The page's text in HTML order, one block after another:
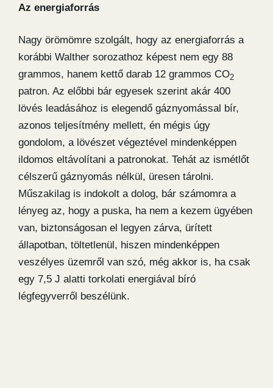
Az energiaforrás
Nagy örömömre szolgált, hogy az energiaforrás a
korábbi Walther sorozathoz képest nem egy 88
grammos, hanem kettő darab 12 grammos CO2
patron. Az előbbi bár egyesek szerint akár 400
lövés leadásához is elegendő gáznyomással bír,
azonos teljesítmény mellett, én mégis úgy
gondolom, a lövészet végeztével mindenképpen
ildomos eltávolítani a patronokat. Tehát az ismétlőt
célszerű gáznyomás nélkül, üresen tárolni.
Műszakilag is indokolt a dolog, bár számomra a
lényeg az, hogy a puska, ha nem a kezem ügyében
van, biztonságosan el legyen zárva, ürített
állapotban, töltetlenül, hiszen mindenképpen
veszélyes üzemről van szó, még akkor is, ha csak
egy 7,5 J alatti torkolati energiával bíró
légfegyverről beszélünk.